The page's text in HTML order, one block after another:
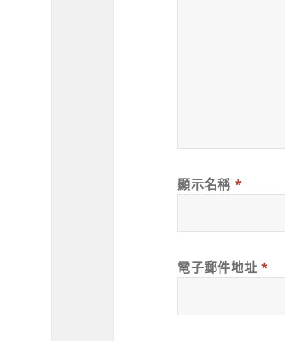
顯示名稱 *
電子郵件地址 *